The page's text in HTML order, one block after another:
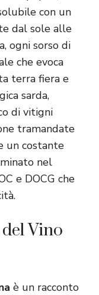
con un
dal sole alle
ogni sorso di
che evoca
terra fiera e
sarda,
di vitigni
tramandate
un costante
nel
e DOCG che
Vino
è un racconto